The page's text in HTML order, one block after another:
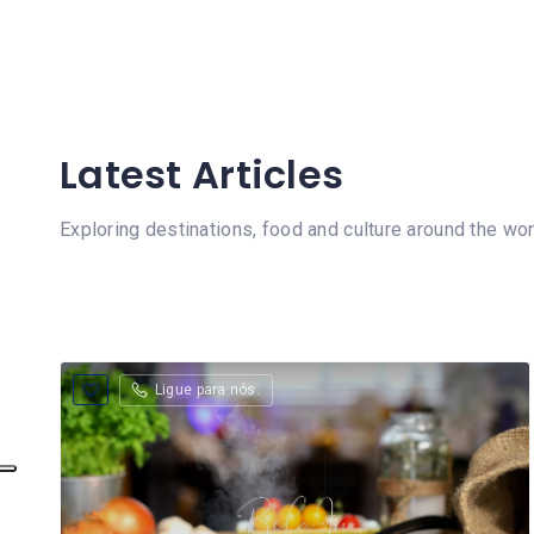
Latest Articles
Exploring destinations, food and culture around the
Ligue para nós.